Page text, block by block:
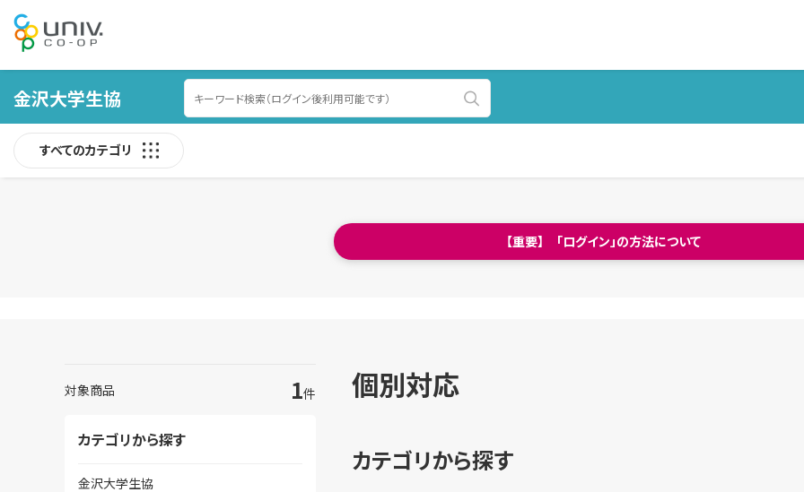
金沢大学生協
すべてのカテゴリ
【重要】 「ログイン」の方法について
対象商品 1件
カテゴリから探す
金沢大学生協
個別対応
カテゴリから探す